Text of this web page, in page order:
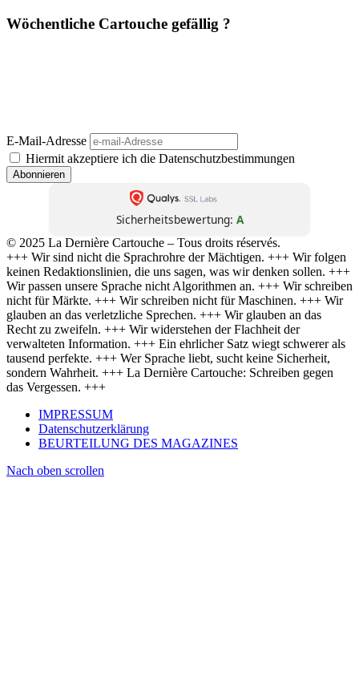
Wöchentliche Cartouche gefällig ?
E-Mail-Adresse
Hiermit akzeptiere ich die Datenschutzbestimmungen
Sicherheitsbewertung: A
© 2025 La Dernière Cartouche – Tous droits réservés.
+++ Wir sind nicht die Sprachrohre der Mächtigen. +++ Wir folgen
keinen Redaktionslinien, die uns sagen, was wir denken sollen. +++
Wir passen unsere Sprache nicht Algorithmen an. +++ Wir schreiben
nicht für Märkte. +++ Wir schreiben nicht für Maschinen. +++ Wir
glauben an das verletzliche Sprechen. +++ Wir glauben an das
Recht zu zweifeln. +++ Wir widerstehen der Flachheit der
verwalteten Information. +++ Ein ehrlicher Satz wiegt schwerer als
tausend perfekte. +++ Wer Sprache liebt, sucht keine Sicherheit,
sondern Wahrheit. +++ La Dernière Cartouche: Schreiben gegen
das Vergessen. +++
IMPRESSUM
Datenschutzerklärung
BEURTEILUNG DES MAGAZINES
Nach oben scrollen